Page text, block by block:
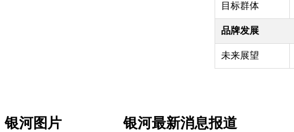
目标群体
品牌发展
未来展望
银河图片 银河最新消息报道